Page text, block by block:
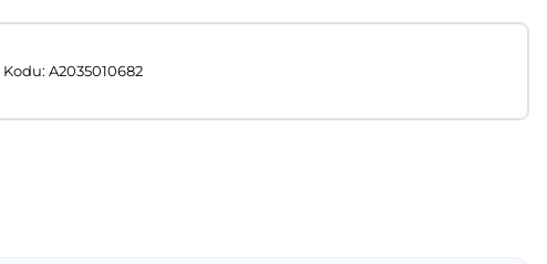
Kodu: A2035010682